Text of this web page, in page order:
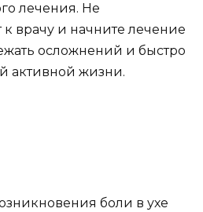
лечения. Не
к врачу и начните лечение
осложнений и быстро
активной жизни.
боли в ухе